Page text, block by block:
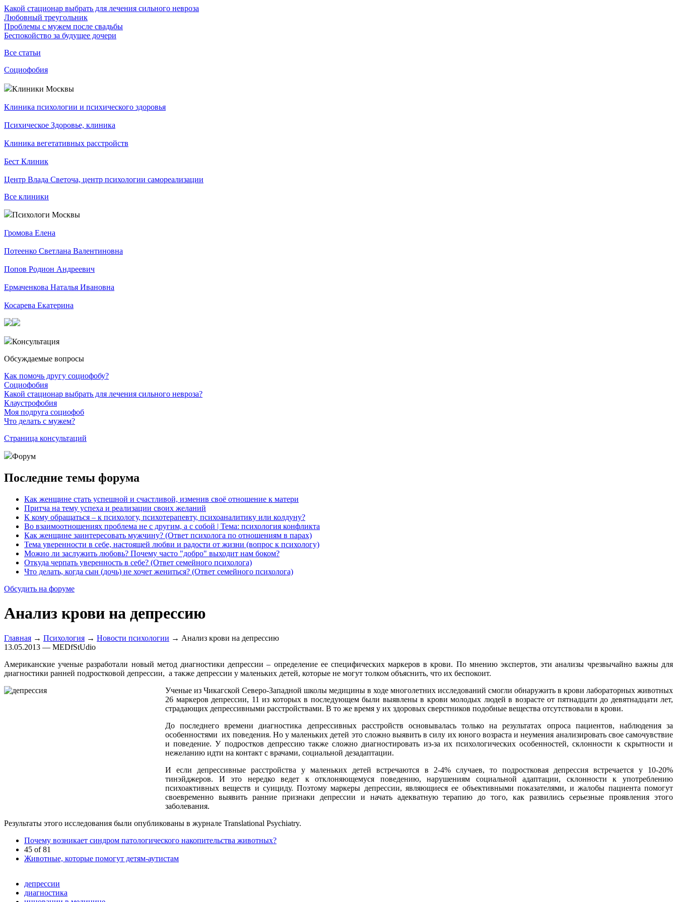
Какой стационар выбрать для лечения сильного невроза
Любовный треугольник
Проблемы с мужем после свадьбы
Беспокойство за будущее дочери
Все статьи
Социофобия
Клиники Москвы
Клиника психологии и психического здоровья
Психическое Здоровье, клиника
Клиника вегетативных расстройств
Бест Клиник
Центр Влада Светоча, центр психологии самореализации
Все клиники
Психологи Москвы
Громова Елена
Потеенко Светлана Валентиновна
Попов Родион Андреевич
Ермаченкова Наталья Ивановна
Косарева Екатерина
Консультация
Обсуждаемые вопросы
Как помочь другу социофобу?
Социофобия
Какой стационар выбрать для лечения сильного невроза?
Клаустрофобия
Моя подруга социофоб
Что делать с мужем?
Страница консультаций
Форум
Последние темы форума
Как женщине стать успешной и счастливой, изменив своё отношение к матери
Притча на тему успеха и реализации своих желаний
К кому обращаться – к психологу, психотерапевту, психоаналитику или колдуну?
Во взаимоотношениях проблема не с другим, а с собой | Тема: психология конфликта
Как женщине заинтересовать мужчину? (Ответ психолога по отношениям в парах)
Тема уверенности в себе, настоящей любви и радости от жизни (вопрос к психологу)
Можно ли заслужить любовь? Почему часто "добро" выходит нам боком?
Откуда черпать уверенность в себе? (Ответ семейного психолога)
Что делать, когда сын (дочь) не хочет жениться? (Ответ семейного психолога)
Обсудить на форуме
Анализ крови на депрессию
Главная → Психология → Новости психологии → Анализ крови на депрессию
13.05.2013 — MEDfStUdio
Американские ученые разработали новый метод диагностики депрессии – определение ее специфических маркеров в крови. По мнению экспертов, эти анализы чрезвычайно важны для
диагностики ранней подростковой депрессии, а также депрессии у маленьких детей, которые не могут толком объяснить, что их беспокоит.
Ученые из Чикагской Северо-Западной школы медицины в ходе многолетних исследований смогли обнаружить в крови лабораторных животных
26 маркеров депрессии, 11 из которых в последующем были выявлены в крови молодых людей в возрасте от пятнадцати до девятнадцати лет,
страдающих депрессивными расстройствами. В то же время у их здоровых сверстников подобные вещества отсутствовали в крови.
До последнего времени диагностика депрессивных расстройств основывалась только на результатах опроса пациентов, наблюдения за
особенностями их поведения. Но у маленьких детей это сложно выявить в силу их юного возраста и неумения анализировать свое самочувствие
и поведение. У подростков депрессию также сложно диагностировать из-за их психологических особенностей, склонности к скрытности и
нежеланию идти на контакт с врачами, социальной дезадаптации.
И если депрессивные расстройства у маленьких детей встречаются в 2-4% случаев, то подростковая депрессия встречается у 10-20%
тинэйджеров. И это нередко ведет к отклоняющемуся поведению, нарушениям социальной адаптации, склонности к употреблению
психоактивных веществ и суициду. Поэтому маркеры депрессии, являющиеся ее объективными показателями, и жалобы пациента помогут
своевременно выявить ранние признаки депрессии и начать адекватную терапию до того, как развились серьезные проявления этого
заболевания.
Результаты этого исследования были опубликованы в журнале Translational Psychiatry.
Почему возникает синдром патологического накопительства животных?
45 of 81
Животные, которые помогут детям-аутистам
депрессии
диагностика